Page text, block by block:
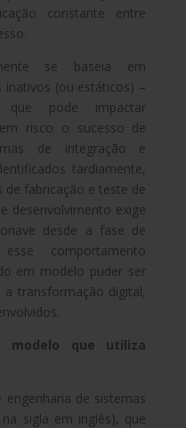
constante entre
se baseia em
inativos (ou estáticos) –
que pode impactar
risco o sucesso de
de integração e
tardiamente,
de fabricação e teste de
desenvolvimento exige
desde a fase de
comportamento
em modelo puder ser
transformação digital,
modelo que utiliza
de sistemas
sigla em inglês), que